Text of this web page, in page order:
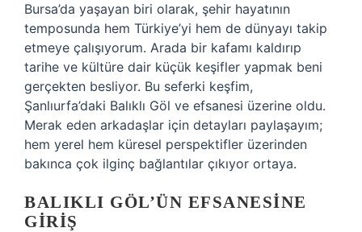
Bursa’da yaşayan biri olarak, şehir hayatının
temposunda hem Türkiye’yi hem de dünyayı takip
etmeye çalışıyorum. Arada bir kafamı kaldırıp
tarihe ve kültüre dair küçük keşifler yapmak beni
gerçekten besliyor. Bu seferki keşfim,
Şanlıurfa’daki Balıklı Göl ve efsanesi üzerine oldu.
Merak eden arkadaşlar için detayları paylaşayım;
hem yerel hem küresel perspektifler üzerinden
bakınca çok ilginç bağlantılar çıkıyor ortaya.
BALIKLI GÖL’ÜN EFSANESINE
GIRIŞ